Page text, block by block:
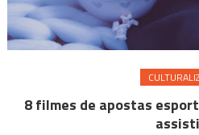
8 filmes de apostas